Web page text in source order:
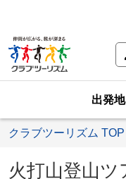
出発
クラブツーリズム TOP
火打山登山ツ